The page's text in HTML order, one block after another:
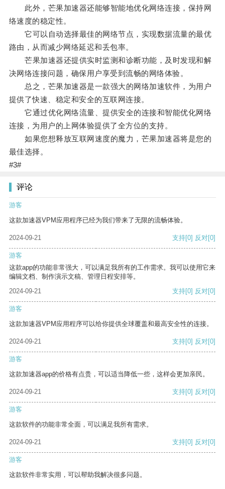
此外，芒果加速器还能够智能地优化网络连接，保持网
络速度的稳定性。
它可以自动选择最佳的网络节点，实现数据流量的最优
路由，从而减少网络延迟和丢包率。
芒果加速器还提供实时监测和诊断功能，及时发现和解
决网络连接问题，确保用户享受到流畅的网络体验。
总之，芒果加速器是一款强大的网络加速软件，为用户
提供了快速、稳定和安全的互联网连接。
它通过优化网络流量、提供安全的连接和智能优化网络
连接，为用户的上网体验提供了全方位的支持。
如果您想释放互联网速度的魔力，芒果加速器将是您的
最佳选择。
#3#
评论
游客
这款加速器VPM应用程序已经为我们带来了无限的流畅体验。
2024-09-21 支持[0] 反对[0]
游客
这款app的功能非常强大，可以满足我所有的工作需求。我可以使用它来
编辑文档、制作演示文稿、管理日程安排等。
2024-09-21
支持[0] 反对[0]
游客
这款加速器VPM应用程序可以给你提供全球覆盖和最高安全性的连接。
2024-09-21 支持[0] 反对[0]
游客
这款加速器app的价格有点贵，可以适当降低一些，这样会更加亲民。
2024-09-21 支持[0] 反对[0]
游客
这款软件的功能非常全面，可以满足我所有需求。
2024-09-21 支持[0] 反对[0]
游客
这款软件非常实用，可以帮助我解决很多问题。